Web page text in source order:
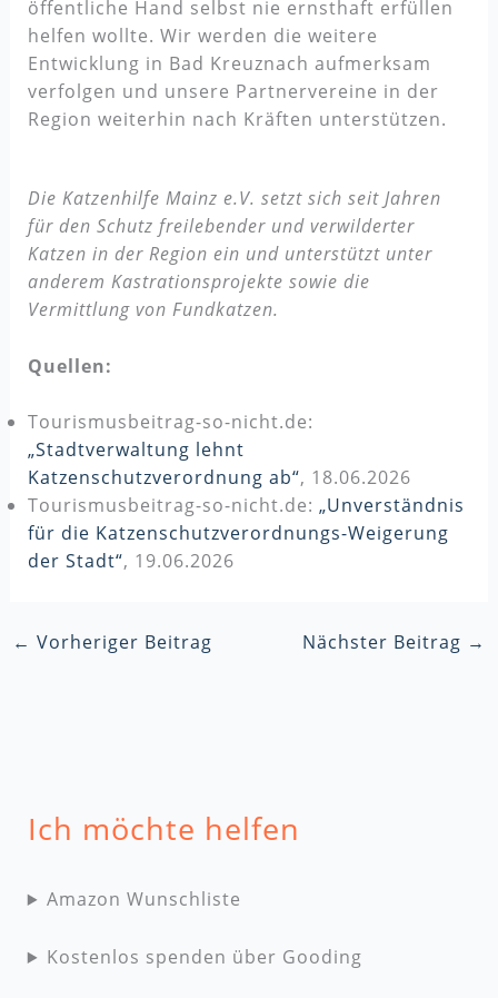
öffentliche Hand selbst nie ernsthaft erfüllen
helfen wollte. Wir werden die weitere
Entwicklung in Bad Kreuznach aufmerksam
verfolgen und unsere Partnervereine in der
Region weiterhin nach Kräften unterstützen.
Die Katzenhilfe Mainz e.V. setzt sich seit Jahren
für den Schutz freilebender und verwilderter
Katzen in der Region ein und unterstützt unter
anderem Kastrationsprojekte sowie die
Vermittlung von Fundkatzen.
Quellen:
Tourismusbeitrag-so-nicht.de:
„Stadtverwaltung lehnt
Katzenschutzverordnung ab“, 18.06.2026
Tourismusbeitrag-so-nicht.de: „Unverständnis
für die Katzenschutzverordnungs-Weigerung
der Stadt“, 19.06.2026
← Vorheriger Beitrag Nächster Beitrag →
Ich möchte helfen
Amazon Wunschliste
Kostenlos spenden über Gooding